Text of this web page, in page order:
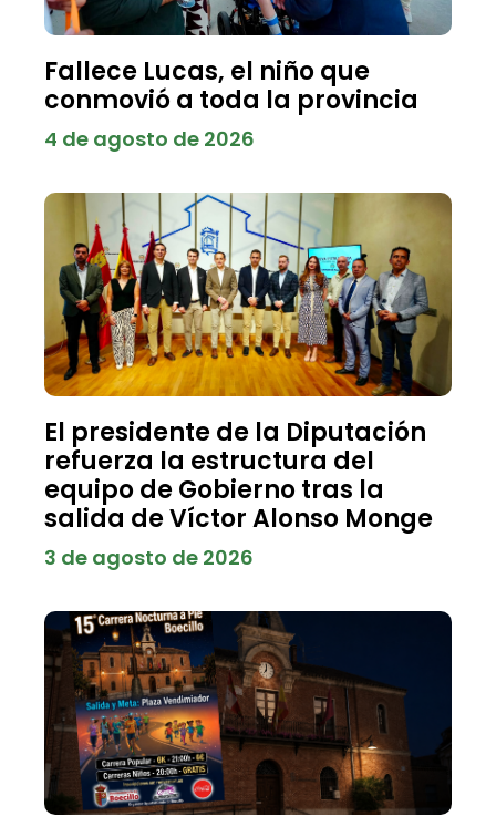
Fallece Lucas, el niño que
conmovió a toda la provincia
4 de agosto de 2026
El presidente de la Diputación
refuerza la estructura del
equipo de Gobierno tras la
salida de Víctor Alonso Monge
3 de agosto de 2026